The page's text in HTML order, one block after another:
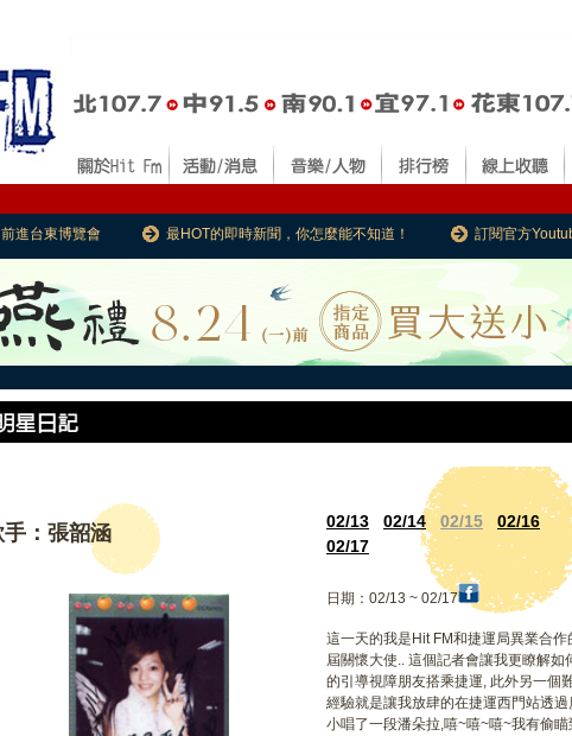
進台東博覽會 最HOT的即時新聞，你怎麼能不知道！ 訂閱官方
手：張韶涵 02/13 02/14 02/15
02/16
02/17
日期：02/13 ~ 02/17
這一天的我是Hit FM和捷運局異業合作
屆關懷大使.. 這個記者會讓我更瞭解如
的引導視障朋友搭乘捷運, 此外另一個
經驗就是讓我放肆的在捷運西門站透過
小唱了一段潘朵拉,嘻~嘻~嘻~我有偷瞄